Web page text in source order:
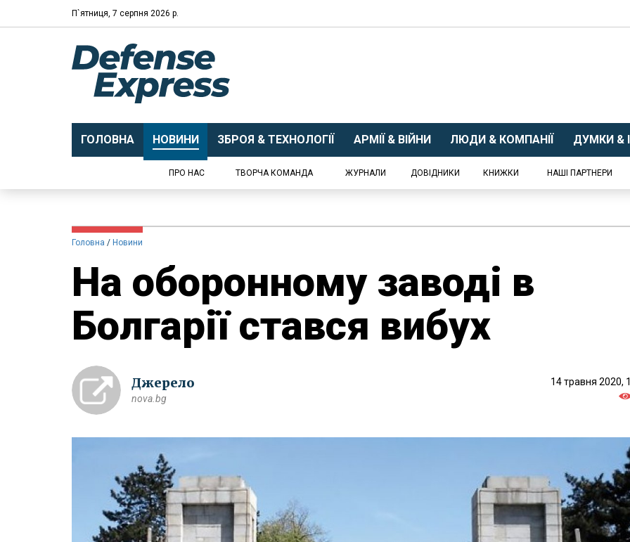
П`ятниця, 7 серпня 2026 р.
ГОЛОВНА НОВИНИ ЗБРОЯ & ТЕХНОЛОГІЇ АРМІЇ & ВІЙНИ ЛЮДИ & КОМПАНІЇ ДУМКИ &
ПРО НАС ТВОРЧА КОМАНДА ЖУРНАЛИ ДОВІДНИКИ КНИЖКИ НАШІ ПАРТНЕРИ
Головна Новини
На оборонному заводі в
Болгарії стався вибух
Джерело
nova.bg
14 травня 2020,